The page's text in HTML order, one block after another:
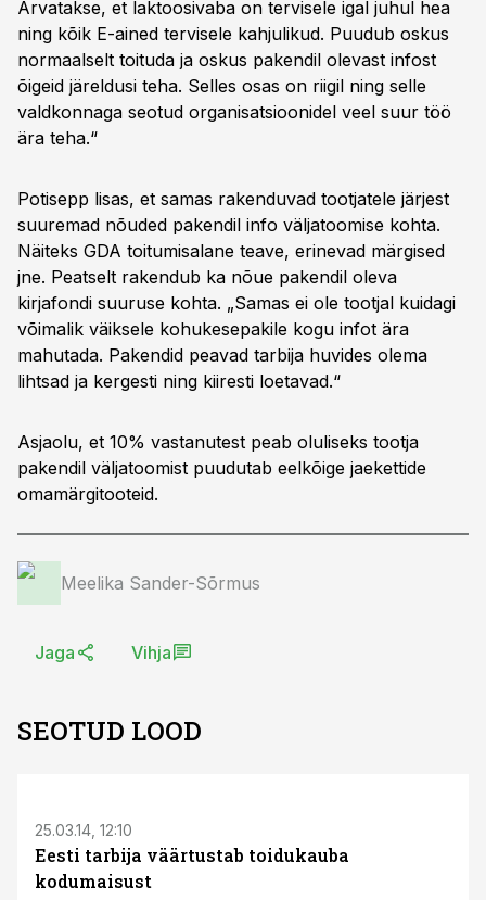
Arvatakse, et laktoosivaba on tervisele igal juhul hea
ning kõik E-ained tervisele kahjulikud. Puudub oskus
normaalselt toituda ja oskus pakendil olevast infost
õigeid järeldusi teha. Selles osas on riigil ning selle
valdkonnaga seotud organisatsioonidel veel suur töö
ära teha.“
Potisepp lisas, et samas rakenduvad tootjatele järjest
suuremad nõuded pakendil info väljatoomise kohta.
Näiteks GDA toitumisalane teave, erinevad märgised
jne. Peatselt rakendub ka nõue pakendil oleva
kirjafondi suuruse kohta. „Samas ei ole tootjal kuidagi
võimalik väiksele kohukesepakile kogu infot ära
mahutada. Pakendid peavad tarbija huvides olema
lihtsad ja kergesti ning kiiresti loetavad.“
Asjaolu, et 10% vastanutest peab oluliseks tootja
pakendil väljatoomist puudutab eelkõige jaekettide
omamärgitooteid.
Meelika Sander-Sõrmus
Jaga Vihja
SEOTUD LOOD
25.03.14, 12:10
Eesti tarbija väärtustab toidukauba
kodumaisust